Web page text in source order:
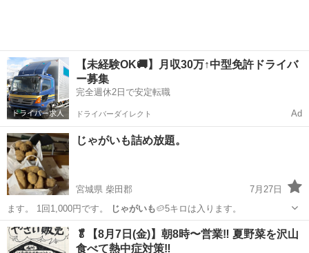
【未経験OK🚚】月収30万↑中型免許ドライバ
ー募集
完全週休2日で安定転職
ドライバーダイレクト Ad
じゃがいも詰め放題。
宮城県 柴田郡
7月27日
ます。 1回1,000円です。
じゃがいも🥔5キロは入ります。
宮城 柴田郡 その他 じゃがいも
🥬【8月7日(金)】朝8時〜営業‼️ 夏野菜を沢山
食べて熱中症対策‼️